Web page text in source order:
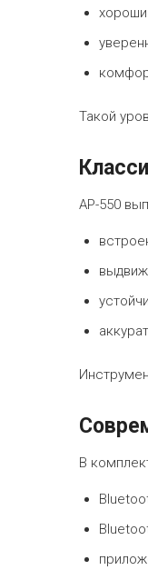
Такой
AP-550
В